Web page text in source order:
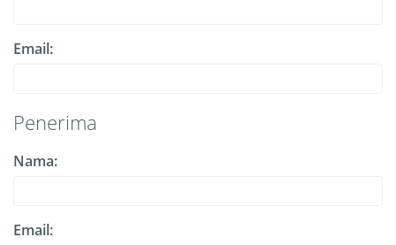
Email:
Penerima
Nama:
Email: